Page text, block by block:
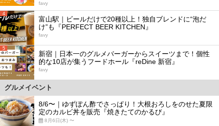
favy
4
富山駅｜ビールだけで20種以上！独自ブレンドに“泡だ
け”も『PERFECT BEER KITCHEN』
favy
5
新宿｜日本一のグルメバーガーからスイーツまで！個性
的な10店が集うフードホール『reDine 新宿』
favy
グルメイベント
8/6〜｜ゆずぽん酢でさっぱり！大根おろしをのせた夏限
定のカルビ丼を販売『焼きたてのかるび』
8月6日(木) 〜